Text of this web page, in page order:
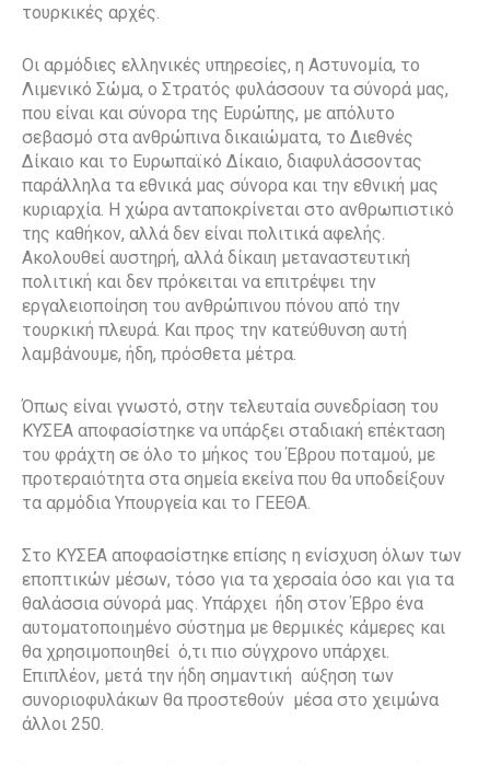
τουρκικές αρχές.
Οι αρμόδιες ελληνικές υπηρεσίες, η Αστυνομία, το
Λιμενικό Σώμα, ο Στρατός φυλάσσουν τα σύνορά μας,
που είναι και σύνορα της Ευρώπης, με απόλυτο
σεβασμό στα ανθρώπινα δικαιώματα, το Διεθνές
Δίκαιο και το Ευρωπαϊκό Δίκαιο, διαφυλάσσοντας
παράλληλα τα εθνικά μας σύνορα και την εθνική μας
κυριαρχία. Η χώρα ανταποκρίνεται στο ανθρωπιστικό
της καθήκον, αλλά δεν είναι πολιτικά αφελής.
Ακολουθεί αυστηρή, αλλά δίκαιη μεταναστευτική
πολιτική και δεν πρόκειται να επιτρέψει την
εργαλειοποίηση του ανθρώπινου πόνου από την
τουρκική πλευρά. Και προς την κατεύθυνση αυτή
λαμβάνουμε, ήδη, πρόσθετα μέτρα.
Όπως είναι γνωστό, στην τελευταία συνεδρίαση του
ΚΥΣΕΑ αποφασίστηκε να υπάρξει σταδιακή επέκταση
του φράχτη σε όλο το μήκος του Έβρου ποταμού, με
προτεραιότητα στα σημεία εκείνα που θα υποδείξουν
τα αρμόδια Υπουργεία και το ΓΕΕΘΑ.
Στο ΚΥΣΕΑ αποφασίστηκε επίσης η ενίσχυση όλων των
εποπτικών μέσων, τόσο για τα χερσαία όσο και για τα
θαλάσσια σύνορά μας. Υπάρχει ήδη στον Έβρο ένα
αυτοματοποιημένο σύστημα με θερμικές κάμερες και
θα χρησιμοποιηθεί ό,τι πιο σύγχρονο υπάρχει.
Επιπλέον, μετά την ήδη σημαντική αύξηση των
συνοριοφυλάκων θα προστεθούν μέσα στο χειμώνα
άλλοι 250.